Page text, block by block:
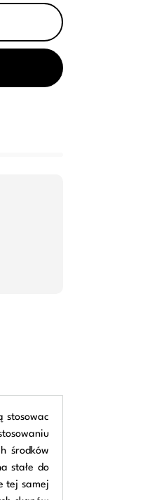
stosowac
środków
stałe do
tej samej